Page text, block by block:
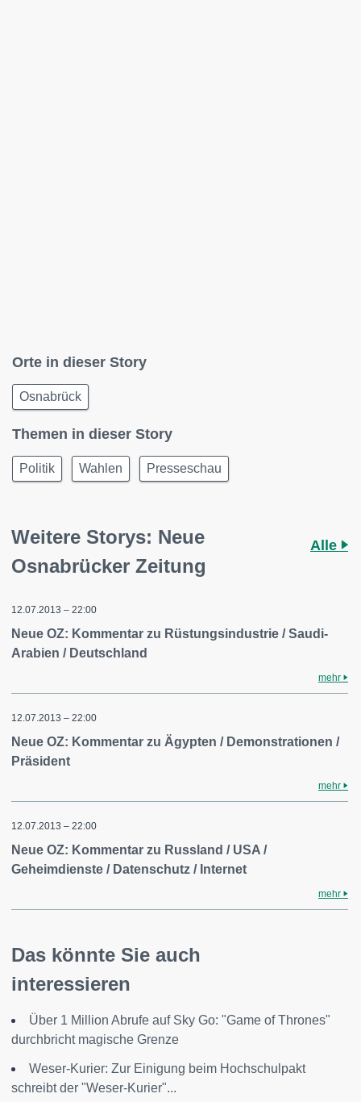
Orte in dieser Story
Osnabrück
Themen in dieser Story
Politik Wahlen Presseschau
Weitere Storys: Neue
Osnabrücker Zeitung
Alle
12.07.2013 – 22:00
Neue OZ: Kommentar zu Rüstungsindustrie / Saudi-
Arabien / Deutschland
mehr
12.07.2013 – 22:00
Neue OZ: Kommentar zu Ägypten / Demonstrationen /
Präsident
mehr
12.07.2013 – 22:00
Neue OZ: Kommentar zu Russland / USA /
Geheimdienste / Datenschutz / Internet
mehr
Das könnte Sie auch
interessieren
Über 1 Million Abrufe auf Sky Go: "Game of Thrones"
durchbricht magische Grenze
Weser-Kurier: Zur Einigung beim Hochschulpakt
schreibt der "Weser-Kurier"...